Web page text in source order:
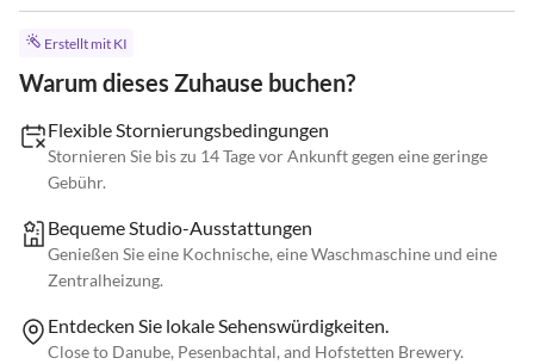
Erstellt mit KI
Warum dieses Zuhause buchen?
Flexible Stornierungsbedingungen
Stornieren Sie bis zu 14 Tage vor Ankunft gegen eine geringe
Gebühr.
Bequeme Studio-Ausstattungen
Genießen Sie eine Kochnische, eine Waschmaschine und eine
Zentralheizung.
Entdecken Sie lokale Sehenswürdigkeiten.
Close to Danube, Pesenbachtal, and Hofstetten Brewery.